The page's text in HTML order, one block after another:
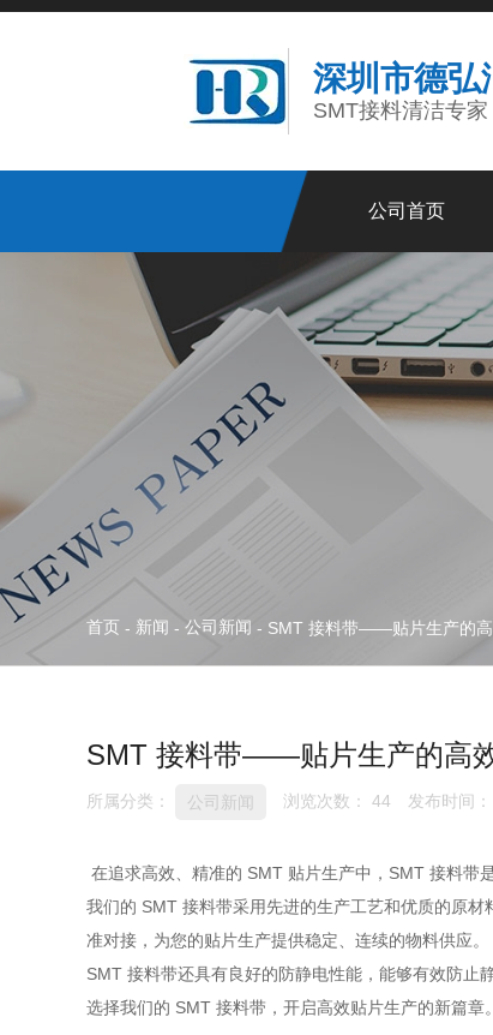
深圳市德弘
SMT接料清洁专家
公司首页
首页 - 新闻 - 公司新闻 - SMT 接料带——贴片生产的
SMT 接料带——贴片生产的高
所属分类： 公司新闻 浏览次数： 44 发布时间
在追求高效、精准的 SMT 贴片生产中，SMT 接料带
我们的 SMT 接料带采用先进的生产工艺和优质的原
准对接，为您的贴片生产提供稳定、连续的物料供应。
SMT 接料带还具有良好的防静电性能，能够有效防止
选择我们的 SMT 接料带，开启高效贴片生产的新篇章。